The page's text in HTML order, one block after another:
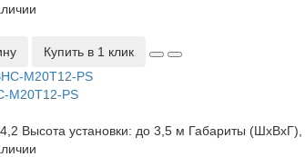
Купить в 1 клик
M20T12-PS
Высота установки: до 3,5 м Габариты